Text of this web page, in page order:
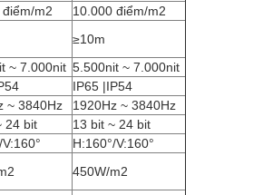
m2
10.000 điểm/m2
≥10m
~ 7.000nit 5.500nit ~ 7.000nit
IP65 |IP54
~ 3840Hz
1920Hz ~ 3840Hz
24 bit
13 bit ~ 24 bit
H:160°/V:160°
450W/m2